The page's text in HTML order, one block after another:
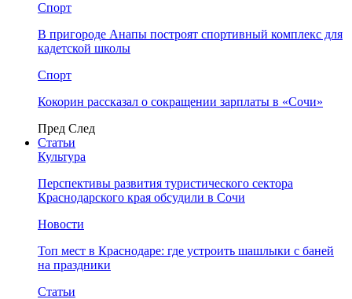
Спорт
В пригороде Анапы построят спортивный комплекс для
кадетской школы
Спорт
Кокорин рассказал о сокращении зарплаты в «Сочи»
Пред След
Статьи
Культура
Перспективы развития туристического сектора
Краснодарского края обсудили в Сочи
Новости
Топ мест в Краснодаре: где устроить шашлыки с баней
на праздники
Статьи